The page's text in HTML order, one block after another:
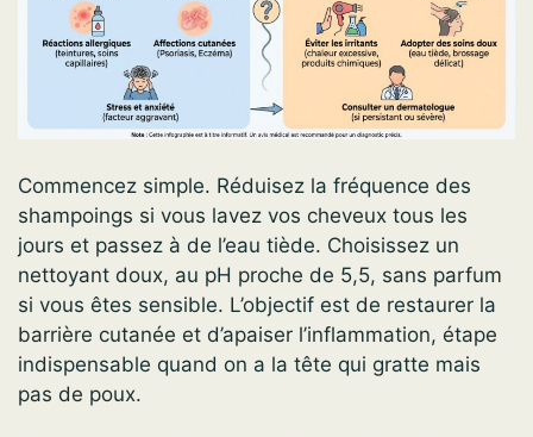
Commencez simple. Réduisez la fréquence des
shampoings si vous lavez vos cheveux tous les
jours et passez à de l’eau tiède. Choisissez un
nettoyant doux, au pH proche de 5,5, sans parfum
si vous êtes sensible. L’objectif est de restaurer la
barrière cutanée et d’apaiser l’inflammation, étape
indispensable quand on a la tête qui gratte mais
pas de poux.